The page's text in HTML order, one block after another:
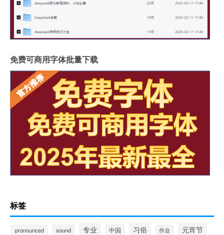
免费可商用字体批量下载
标签
pronounced sound 专业 中国 习俗 作业 元宵节